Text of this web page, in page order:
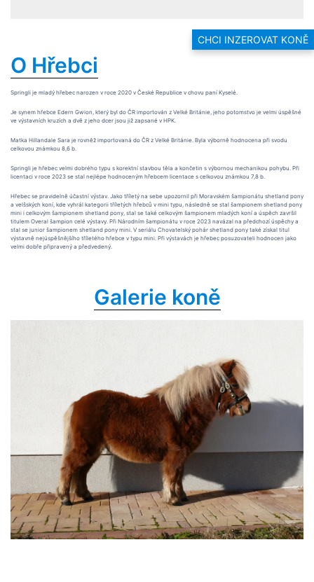
CHCI INZEROVAT KONĚ
O Hřebci
Springli je mladý hřebec narozen v roce 2020 v České Republice v chovu paní Kyselé.
Je synem hřebce Edern Gwion, který byl do ČR importován z Velké Británie, jeho potomstvo je velmi úspěšné
ve výstavních kruzích a dvě z jeho dcer jsou již zapsané v HPK.
Matka Hillandale Sara je rovněž importovaná do ČR z Velké Británie. Byla výborně hodnocena při svodu
celkovou známkou 8,6 b.
Springli je hřebec velmi dobrého typu s korektní stavbou těla a končetin s výbornou mechanikou pohybu. Při
licentaci v roce 2023 se stal nejlépe hodnoceným hřebcem licentace s celkovou známkou 7,8 b.
Hřebec se pravidelně účastní výstav. Jako tříletý na sebe upozornil při Moravském šampionátu shetland pony
a velšských koní, kde vyhrál kategorii tříletých hřebců v mini typu, následně se stal šampionem shetland pony
mini i celkovým šampionem shetland pony, stal se také celkovým šampionem mladých koní a úspěch završil
titulem Overal šampion celé výstavy. Při Národním šampionátu v roce 2023 navázal na předchozí úspěchy a
stal se junior šampionem shetland pony mini. V seriálu Chovatelský pohár shetland pony také získal titul
výstavně nejúspěšnějšího tříletého hřebce v typu mini. Při výstavách je hřebec posuzovateli hodnocen jako
velmi dobře připravený a předvedený.
Galerie koně